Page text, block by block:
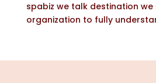
spabiz we talk destination we
organization to fully